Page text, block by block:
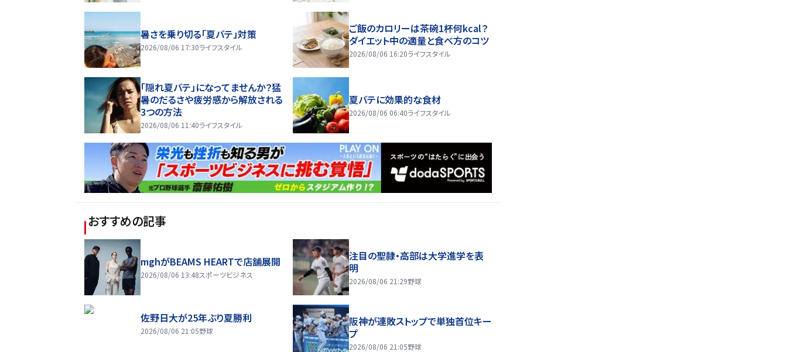
暑さを乗り切る「夏バテ」対策
2026/08/06 17:30ライフスタイル
ご飯のカロリーは茶碗1杯何kcal？
ダイエット中の適量と食べ方のコツ
2026/08/06 16:20ライフスタイル
「隠れ夏バテ」になってませんか？猛
暑のだるさや疲労感から解放される
3つの方法
2026/08/06 11:40ライフスタイル
夏バテに効果的な食材
2026/08/06 06:40ライフスタイル
おすすめの記事
mghがBEAMS HEARTで店舗展開
2026/08/06 13:48スポーツビジネス
注目の聖隷・高部は大学進学を表
明
2026/08/06 21:29野球
佐野日大が25年ぶり夏勝利
2026/08/06 21:05野球
阪神が連敗ストップで単独首位キー
プ
2026/08/06 21:05野球